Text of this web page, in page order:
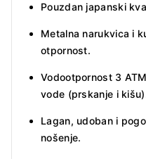
Pouzdan japanski
Metalna narukvica i
otpornost.
Vodootpornost 3
vode (prskanje i
Lagan, udoban i
nošenje.